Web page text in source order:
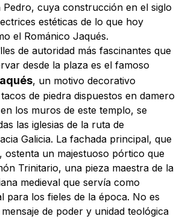
Pedro, cuya construcción en el siglo
estéticas de lo que hoy
el Románico Jaqués.
de autoridad más fascinantes que
desde la plaza es el famoso
, un motivo decorativo
de piedra dispuestos en damero
los muros de este templo, se
las iglesias de la ruta de
Galicia. La fachada principal, que
ostenta un majestuoso pórtico que
Trinitario, una pieza maestra de la
medieval que servía como
para los fieles de la época. No es
de poder y unidad teológica